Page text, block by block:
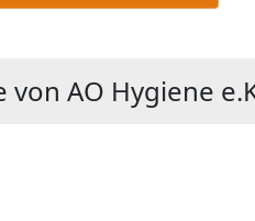
AO Hygiene